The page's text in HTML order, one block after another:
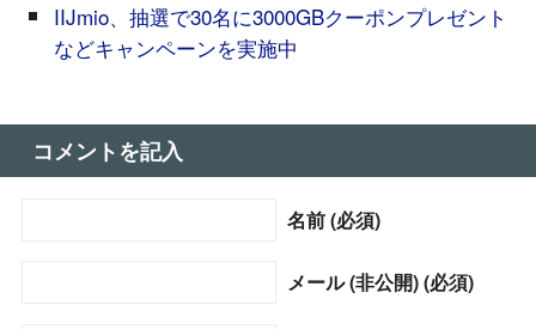
IIJmio、抽選で30名に3000GBクーポンプレゼント
などキャンペーンを実施中
コメントを記入
名前 (必須)
メール (非公開) (必須)